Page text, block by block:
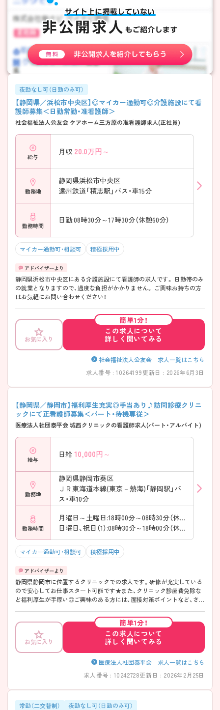
夜勤なし可（日勤のみ可）
【静岡県／浜松市中央区】◎マイカー通勤可◎介護施設にて看
護師募集＜日勤常勤・准看護師＞
社会福祉法人公友会 ケアホーム三方原の准看護師求人(正社員)
給与
月収 20.0万円～
勤務地
静岡県浜松市中央区
遠州鉄道「積志駅」バス・車15分
勤務時間
日勤:08時30分～17時30分（休憩60分）
マイカー通勤可・相談可 積極採用中
静岡県浜松市中央区にある介護施設にて看護師の求人です。 日勤帯のみ
の就業となりますので、過度な負担がかかりません。 ご興味お持ちの方
はお気軽にお問い合わせください！
お気に入り
簡単1分！
この求人について
詳しく聞いてみる
社会福祉法人公友会 求人一覧はこちら
求人番号 : 10264199更新日 : 2026年6月3日
【静岡県／静岡市】福利厚生充実◎手当あり♪訪問診療クリニ
ックにて正看護師募集＜パート・待機専従＞
医療法人社団泰平会 城西クリニックの看護師求人(パート・アルバイト)
給与
日給 10,000円～
勤務地
静岡県静岡市葵区
ＪＲ東海道本線(東京－熱海)「静岡駅」バ
ス・車10分
勤務時間
月曜日～土曜日:18時00分～08時30分（休憩120分）
日曜日、祝日（1）:08時30分～18時00分（休憩60分）
マイカー通勤可・相談可 積極採用中
静岡県静岡市に位置するクリニックでの求人です。研修が充実している
ので安心してお仕事スタート可能です★また、クリニック診療費免除な
ど福利厚生が手厚い◎ご興味のある方には、面接対策ポイントなど、さら
お気に入り
簡単1分！
この求人について
詳しく聞いてみる
医療法人社団泰平会 求人一覧はこちら
求人番号 : 10242728更新日 : 2026年2月25日
常勤（二交替制） 夜勤なし可（日勤のみ可）